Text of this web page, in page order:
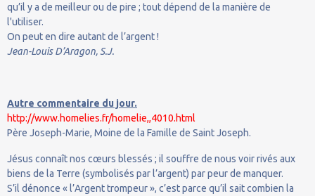
qu’il y a de meilleur ou de pire ; tout dépend de la manière de
l'utiliser.
On peut en dire autant de l’argent !
Jean-Louis D’Aragon, S.J.
Autre commentaire du jour.
http://www.homelies.fr/homelie,,4010.html
Père Joseph-Marie, Moine de la Famille de Saint Joseph.
Jésus connaît nos cœurs blessés ; il souffre de nous voir rivés aux
biens de la Terre (symbolisés par l’argent) par peur de manquer.
S’il dénonce « l’Argent trompeur », c’est parce qu’il sait combien la